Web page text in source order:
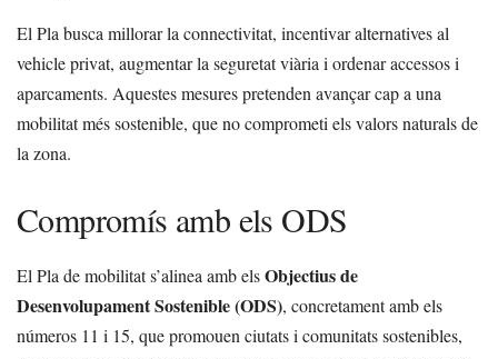
El Pla busca millorar la connectivitat, incentivar alternatives al
vehicle privat, augmentar la seguretat viària i ordenar accessos i
aparcaments. Aquestes mesures pretenden avançar cap a una
mobilitat més sostenible, que no comprometi els valors naturals de
la zona.
Compromís amb els ODS
El Pla de mobilitat s’alinea amb elsObjectius de
Desenvolupament Sostenible (ODS), concretament amb els
números 11 i 15, que promouen ciutats i comunitats sostenibles,